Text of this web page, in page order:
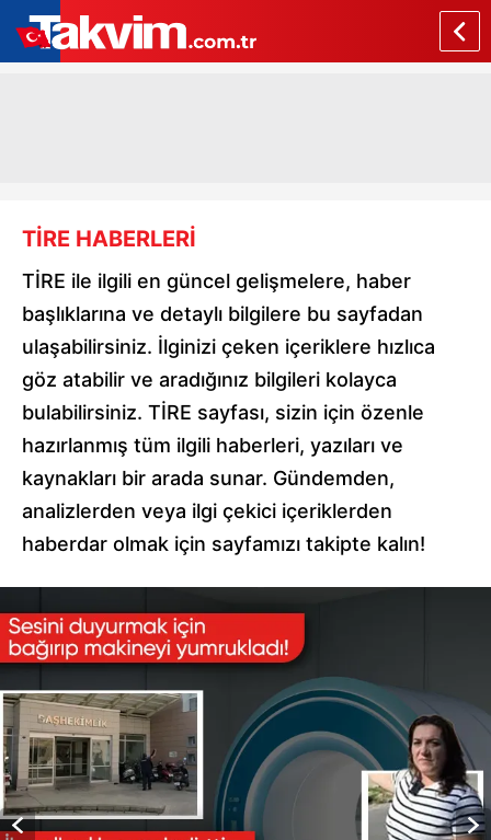
TİRE HABERLERİ
TİRE ile ilgili en güncel gelişmelere, haber
başlıklarına ve detaylı bilgilere bu sayfadan
ulaşabilirsiniz. İlginizi çeken içeriklere hızlıca
göz atabilir ve aradığınız bilgileri kolayca
bulabilirsiniz. TİRE sayfası, sizin için özenle
hazırlanmış tüm ilgili haberleri, yazıları ve
kaynakları bir arada sunar. Gündemden,
analizlerden veya ilgi çekici içeriklerden
haberdar olmak için sayfamızı takipte kalın!